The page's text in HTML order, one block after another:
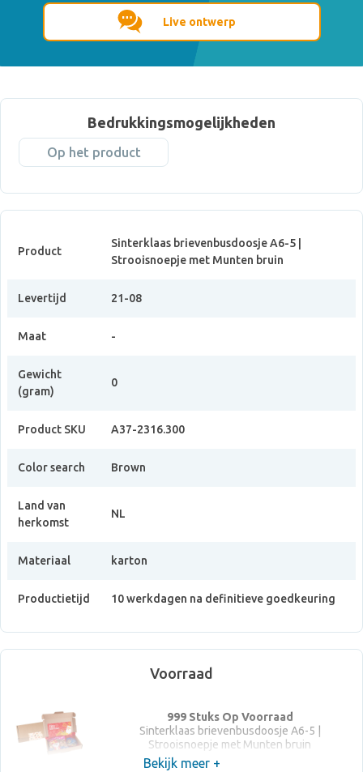
Live ontwerp
Bedrukkingsmogelijkheden
Op het product
Product
Sinterklaas brievenbusdoosje A6-5 |
Strooisnoepje met Munten bruin
Levertijd 21-08
Maat -
Gewicht
(gram)
0
Product SKU A37-2316.300
Color search Brown
Land van
herkomst
NL
Materiaal karton
Productietijd 10 werkdagen na definitieve goedkeuring
Voorraad
999 Stuks Op Voorraad
Sinterklaas brievenbusdoosje A6-5 |
Strooisnoepje met Munten bruin
Bekijk meer +